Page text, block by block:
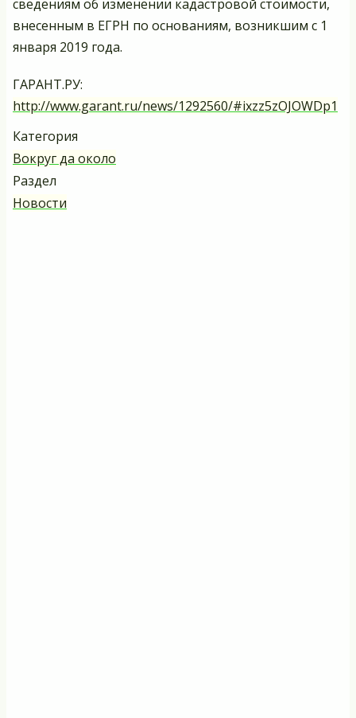
сведениям об изменении кадастровой стоимости,
внесенным в ЕГРН по основаниям, возникшим с 1
января 2019 года.
ГАРАНТ.РУ:
http://www.garant.ru/news/1292560/#ixzz5zOJOWDp1
Категория
Вокруг да около
Раздел
Новости